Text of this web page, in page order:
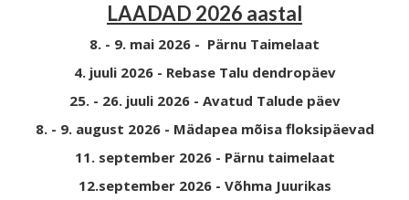
LAADAD 2026 aastal
8. - 9. mai 2026 - Pärnu Taimelaat
4. juuli 2026 - Rebase Talu dendropäev
25. - 26. juuli 2026 - Avatud Talude päev
8. - 9. august 2026 - Mädapea mõisa floksipäevad
11. september 2026 - Pärnu taimelaat
12.september 2026 - Võhma Juurikas